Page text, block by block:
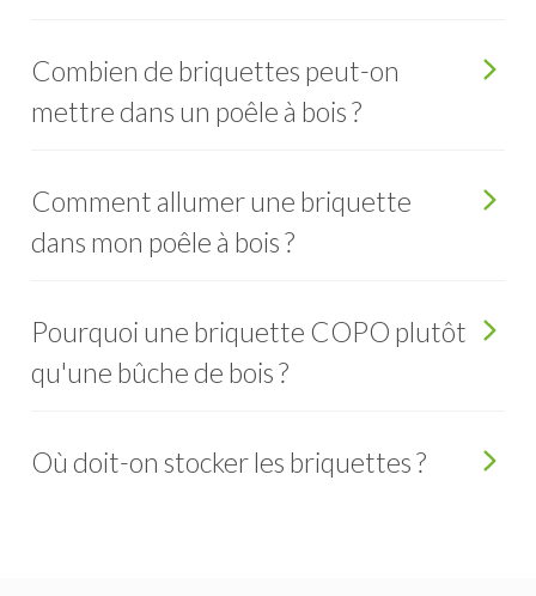
Combien de briquettes peut-on
mettre dans un poêle à bois ?
Comment allumer une briquette
dans mon poêle à bois ?
Pourquoi une briquette COPO plutôt
qu'une bûche de bois ?
Où doit-on stocker les briquettes ?